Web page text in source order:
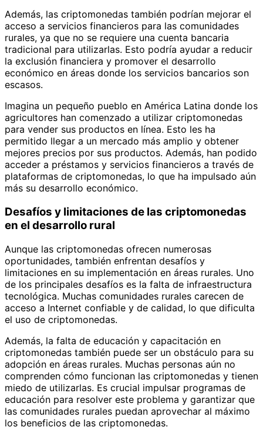
Además, las criptomonedas también podrían mejorar el
acceso a servicios financieros para las comunidades
rurales, ya que no se requiere una cuenta bancaria
tradicional para utilizarlas. Esto podría ayudar a reducir
la exclusión financiera y promover el desarrollo
económico en áreas donde los servicios bancarios son
escasos.
Imagina un pequeño pueblo en América Latina donde los
agricultores han comenzado a utilizar criptomonedas
para vender sus productos en línea. Esto les ha
permitido llegar a un mercado más amplio y obtener
mejores precios por sus productos. Además, han podido
acceder a préstamos y servicios financieros a través de
plataformas de criptomonedas, lo que ha impulsado aún
más su desarrollo económico.
Desafíos y limitaciones de las criptomonedas
en el desarrollo rural
Aunque las criptomonedas ofrecen numerosas
oportunidades, también enfrentan desafíos y
limitaciones en su implementación en áreas rurales. Uno
de los principales desafíos es la falta de infraestructura
tecnológica. Muchas comunidades rurales carecen de
acceso a Internet confiable y de calidad, lo que dificulta
el uso de criptomonedas.
Además, la falta de educación y capacitación en
criptomonedas también puede ser un obstáculo para su
adopción en áreas rurales. Muchas personas aún no
comprenden cómo funcionan las criptomonedas y tienen
miedo de utilizarlas. Es crucial impulsar programas de
educación para resolver este problema y garantizar que
las comunidades rurales puedan aprovechar al máximo
los beneficios de las criptomonedas.